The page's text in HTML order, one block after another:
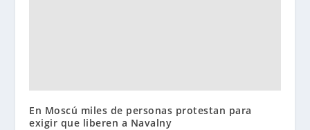
En Moscú miles de personas protestan para
exigir que liberen a Navalny